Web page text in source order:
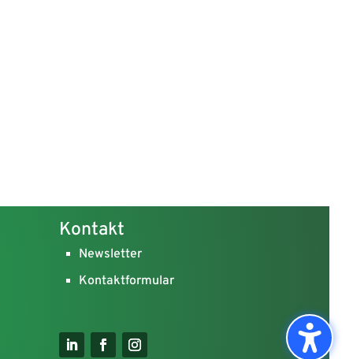
Kontakt
Newsletter
Kontaktformular